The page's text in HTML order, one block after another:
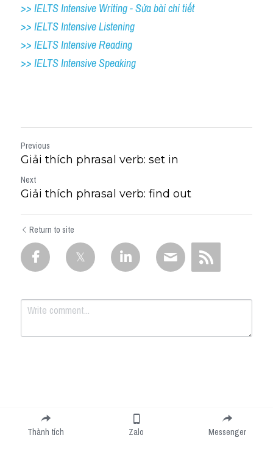
>> IELTS Intensive Writing - Sửa bài chi tiết
>> IELTS Intensive Listening
>> IELTS Intensive Reading
>> IELTS Intensive Speaking
Previous
Giải thích phrasal verb: set in
Next
Giải thích phrasal verb: find out
Return to site
Submit
Thành tích Zalo Messenger